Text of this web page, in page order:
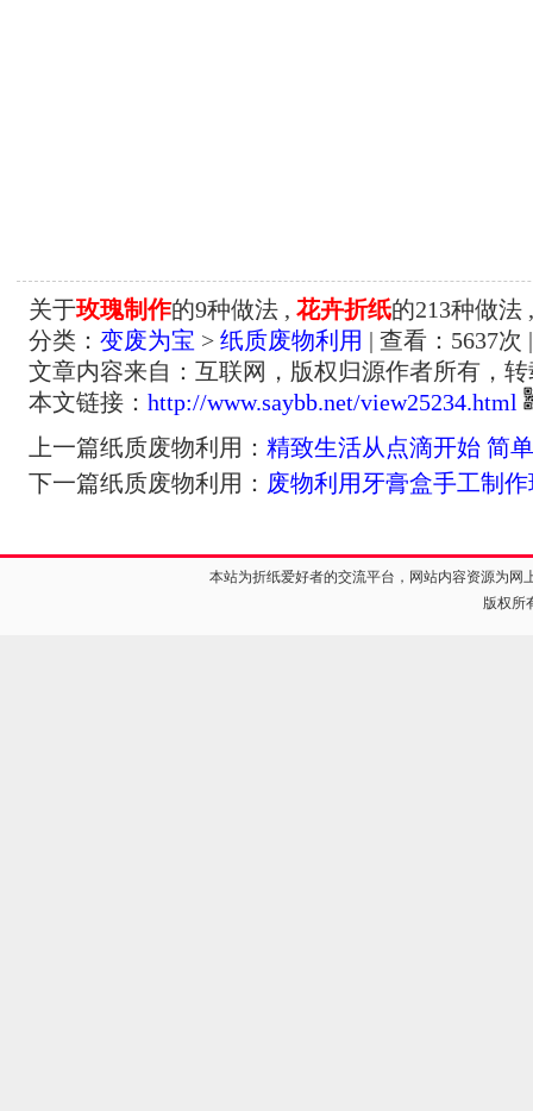
关于玫瑰制作的9种做法 , 花卉折纸的213种做法
分类： 变废为宝 > 纸质废物利用 | 查看： 5637次
文章内容来自：互联网，版权归源作者所有，
本文链接： http://www.saybb.net/view25234.html
上一篇纸质废物利用： 精致生活从点滴开始 简
下一篇纸质废物利用： 废物利用牙膏盒手工制
本站为折纸爱好者的交流平台，网站内容资源为
版权所